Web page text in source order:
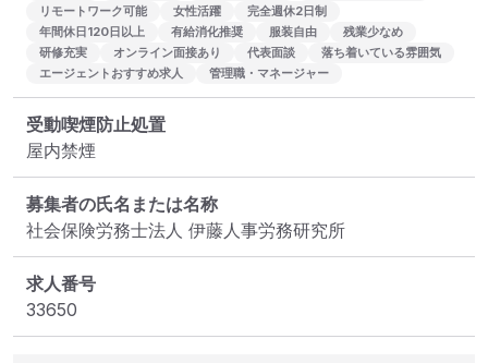
リモートワーク可能
女性活躍
完全週休2日制
年間休日120日以上
有給消化推奨 服装自由
残業少なめ
研修充実
オンライン面接あり 代表面談
落ち着いている雰囲気
エージェントおすすめ求人
管理職・マネージャー
受動喫煙防止処置
屋内禁煙
募集者の氏名または名称
社会保険労務士法人 伊藤人事労務研究所
求人番号
33650